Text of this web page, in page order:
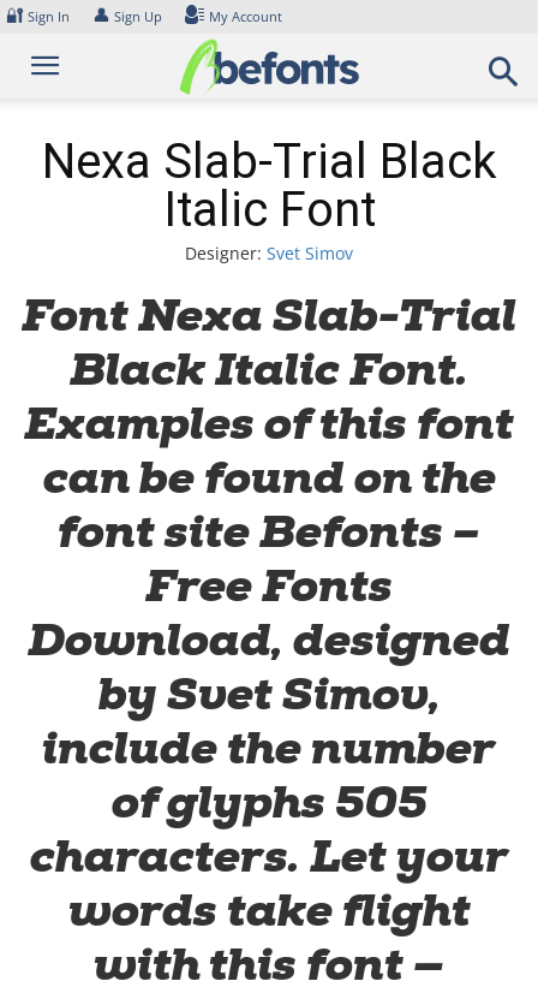
Skip
content
🔐 Sign In 👤 Sign Up My Account
Nexa Slab-Trial Black
Italic Font
Designer: Svet Simov
Font Nexa Slab-Trial
Black Italic Font.
Examples of this font
can be found on the
font site Befonts –
Free Fonts
Download, designed
by Svet Simov,
include the number
of glyphs 505
characters. Let your
words take flight
with this font —